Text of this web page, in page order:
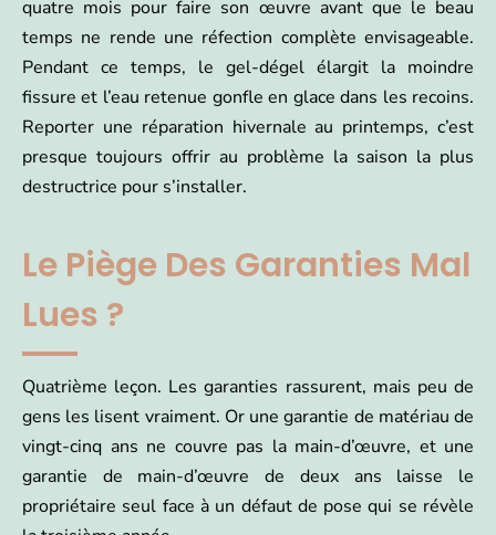
quatre mois pour faire son œuvre avant que le beau
temps ne rende une réfection complète envisageable.
Pendant ce temps, le gel-dégel élargit la moindre
fissure et l’eau retenue gonfle en glace dans les recoins.
Reporter une réparation hivernale au printemps, c’est
presque toujours offrir au problème la saison la plus
destructrice pour s’installer.
Le Piège Des Garanties Mal
Lues ?
Quatrième leçon. Les garanties rassurent, mais peu de
gens les lisent vraiment. Or une garantie de matériau de
vingt-cinq ans ne couvre pas la main-d’œuvre, et une
garantie de main-d’œuvre de deux ans laisse le
propriétaire seul face à un défaut de pose qui se révèle